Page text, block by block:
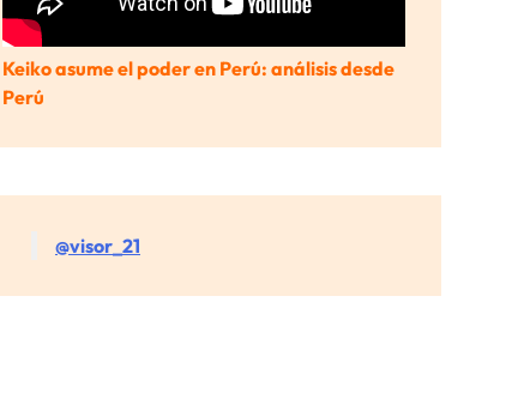
Keiko asume el poder en Perú: análisis desde
Perú
@visor_21